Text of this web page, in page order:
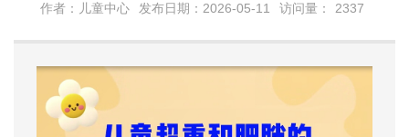
作者：儿童中心 发布日期：2026-05-11 访问量： 2337